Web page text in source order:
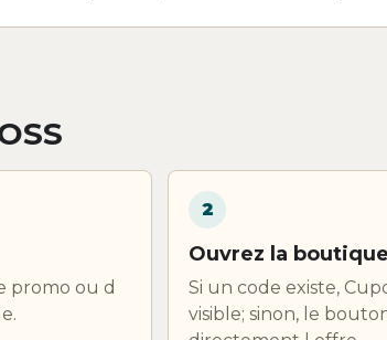
promo ou d
2
Ouvrez la boutique
Si un code existe,
visible; sinon, le